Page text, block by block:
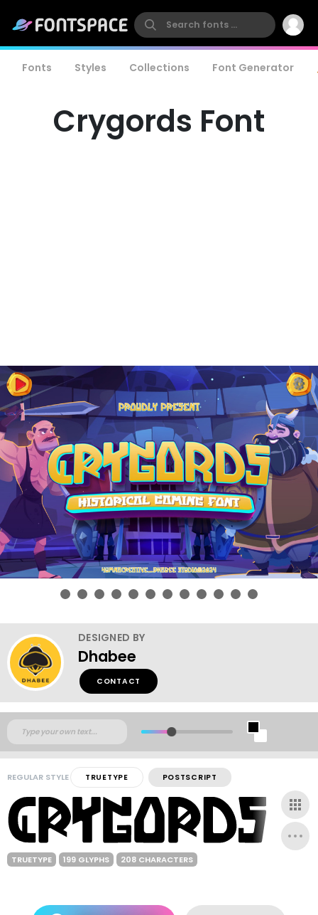
Fonts Styles Collections Font Generator
Crygords Font
DESIGNED BY
Dhabee
CONTACT
REGULAR STYLE TRUETYPE POSTSCRIPT
TRUETYPE 199 GLYPHS 208 CHARACTERS